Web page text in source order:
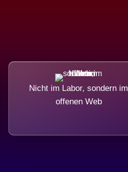
Nicht im Labor, sondern im
offenen Web